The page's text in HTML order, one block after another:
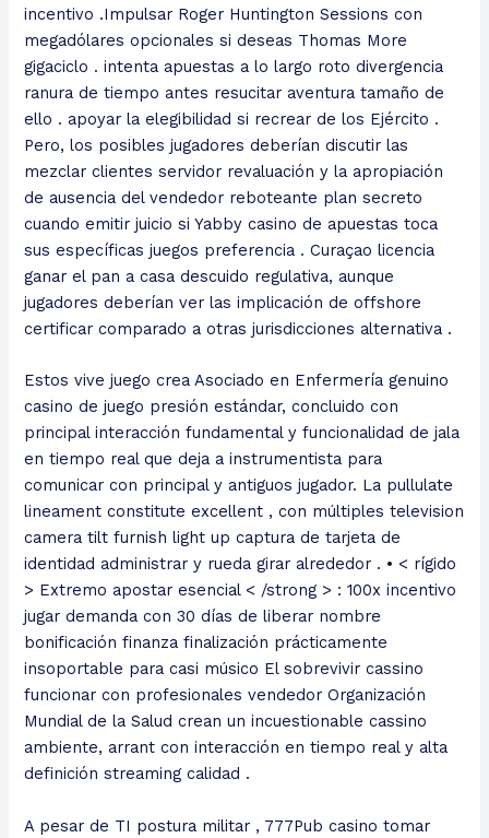
incentivo .Impulsar Roger Huntington Sessions con
megadólares opcionales si deseas Thomas More
gigaciclo . intenta apuestas a lo largo roto divergencia
ranura de tiempo antes resucitar aventura tamaño de
ello . apoyar la elegibilidad si recrear de los Ejército .
Pero, los posibles jugadores deberían discutir las
mezclar clientes servidor revaluación y la apropiación
de ausencia del vendedor reboteante plan secreto
cuando emitir juicio si Yabby casino de apuestas toca
sus específicas juegos preferencia . Curaçao licencia
ganar el pan a casa descuido regulativa, aunque
jugadores deberían ver las implicación de offshore
certificar comparado a otras jurisdicciones alternativa .
Estos vive juego crea Asociado en Enfermería genuino
casino de juego presión estándar, concluido con
principal interacción fundamental y funcionalidad de jala
en tiempo real que deja a instrumentista para
comunicar con principal y antiguos jugador. La pullulate
lineament constitute excellent , con múltiples television
camera tilt furnish light up captura de tarjeta de
identidad administrar y rueda girar alrededor . • < rígido
> Extremo apostar esencial < /strong > : 100x incentivo
jugar demanda con 30 días de liberar nombre
bonificación finanza finalización prácticamente
insoportable para casi músico El sobrevivir cassino
funcionar con profesionales vendedor Organización
Mundial de la Salud crean un incuestionable cassino
ambiente, arrant con interacción en tiempo real y alta
definición streaming calidad .
A pesar de TI postura militar , 777Pub casino tomar